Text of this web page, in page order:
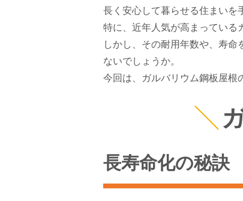
長く安心して暮らせる住まいを
特に、近年人気が高まっている
しかし、その耐用年数や、寿
ないでしょうか。
今回は、ガルバリウム鋼板屋根
長寿命化の秘訣